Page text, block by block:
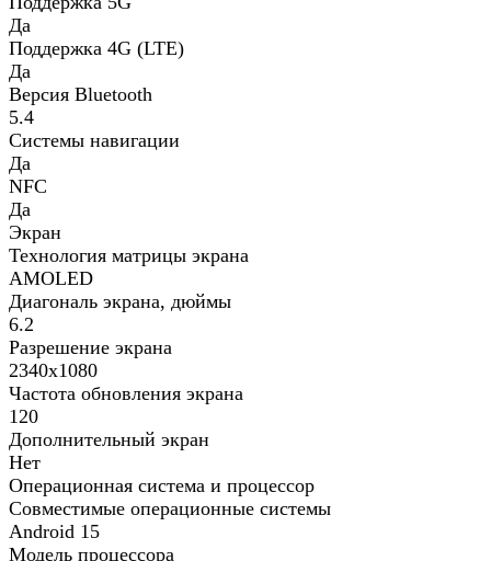
Да
Поддержка 4G (LTE)
Да
Версия Bluetooth
5.4
Системы навигации
Да
NFC
Да
Экран
Технология матрицы экрана
AMOLED
Диагональ экрана, дюймы
6.2
Разрешение экрана
2340x1080
Частота обновления экрана
120
Дополнительный экран
Нет
Операционная система и процессор
Совместимые операционные системы
Android 15
Модель процессора